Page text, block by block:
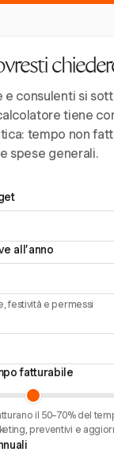
e consulenti si
tiene
tempo non
e spese generali.
all’anno
festività e permessi
fatturabile
il 50–70% del
preventivi e